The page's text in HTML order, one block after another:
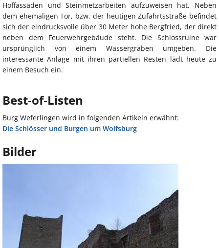
Hoffassaden und Steinmetzarbeiten aufzuweisen hat. Neben
dem ehemaligen Tor, bzw. der heutigen Zufahrtsstraße befindet
sich der eindrucksvolle über 30 Meter hohe Bergfried, der direkt
neben dem Feuerwehrgebäude steht. Die Schlossruine war
ursprünglich von einem Wassergraben umgeben. Die
interessante Anlage mit ihren partiellen Resten lädt heute zu
einem Besuch ein.
Best-of-Listen
Burg Weferlingen wird in folgenden Artikeln erwähnt:
Die Schlösser und Burgen um Wolfsburg
Bilder